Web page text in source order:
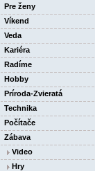
Pre ženy
Víkend
Veda
Kariéra
Radíme
Hobby
Príroda-Zvieratá
Technika
Počítače
Zábava
Video
Hry